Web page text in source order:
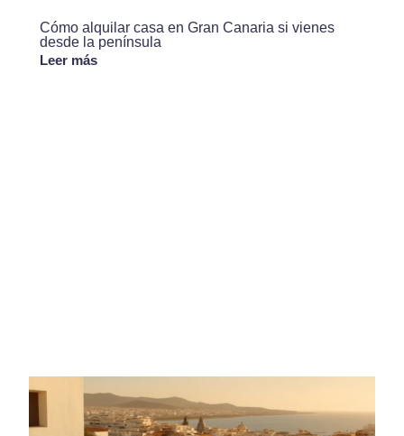
Cómo alquilar casa en Gran Canaria si vienes
desde la península
Leer más